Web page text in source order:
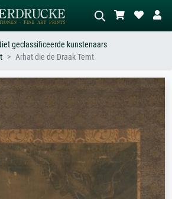
stijl – bijv.
Beschrijf de scène – bijv. groene
weide, abstract met veel rood, donker
olieverfschilderij, staand naakt naast
geclassificeerde kunstenaars
Arhat die de Draak Temt